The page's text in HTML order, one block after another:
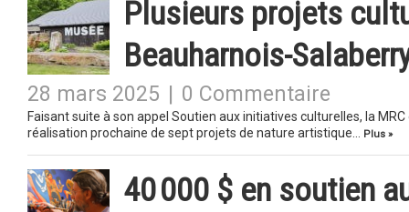
Plusieurs projets
Beauharnois-
28 mars 2025 0 Commentaire
Faisant suite à son appel Soutien aux initiatives culturelles, la
réalisation prochaine de sept projets de nature artistique…
Plus »
40 000 $ en soutien